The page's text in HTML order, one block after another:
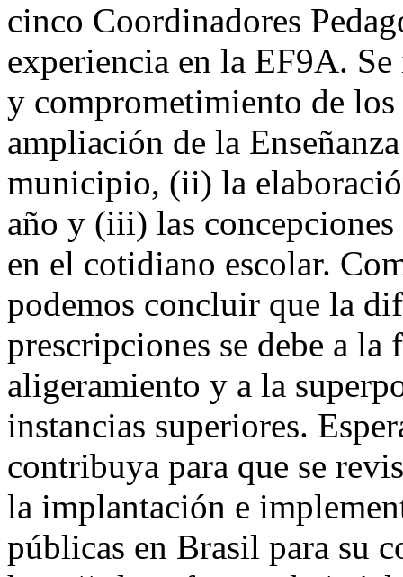
cinco Coordinadores
experiencia en la EF9A.
y comprometimiento de los
ampliación de la
municipio, (ii) la
año y (iii) las
en el cotidiano escolar.
podemos concluir que la
prescripciones se debe a
aligeramiento y a la
instancias superiores.
contribuya para que se
la implantación e
públicas en Brasil para su